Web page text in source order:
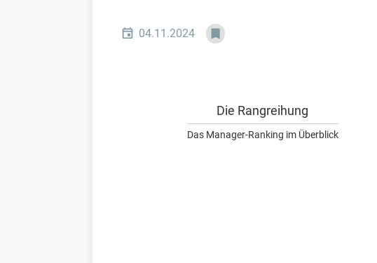
04.11.2024
Die Rangreihung
Das Manager-Ranking im Überblick